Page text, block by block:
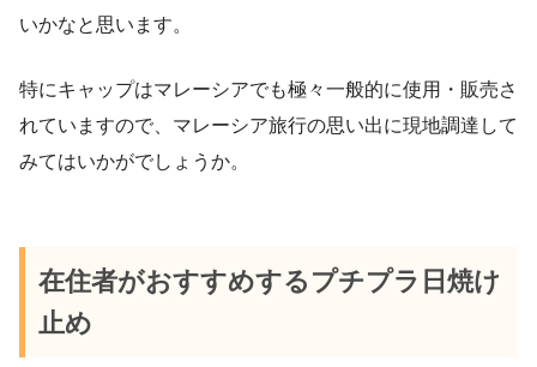
いかなと思います。
特にキャップはマレーシアでも極々一般的に使用・販売さ
れていますので、マレーシア旅行の思い出に現地調達して
みてはいかがでしょうか。
在住者がおすすめするプチプラ日焼け
止め